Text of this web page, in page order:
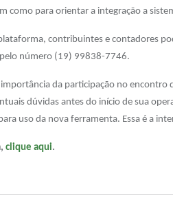
como para orientar a integração a
contribuintes e contadores
número (19) 99838-7746.
da participação no
dúvidas antes do início de sua
uso da nova ferramenta. Essa é a
clique aqui.